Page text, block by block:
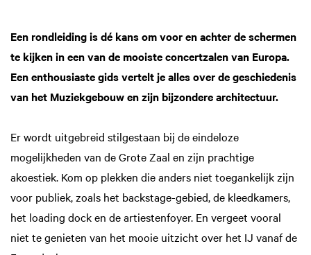
Een rondleiding is dé kans om voor en achter de schermen
te kijken in een van de mooiste concertzalen van Europa.
Een enthousiaste gids vertelt je alles over de geschiedenis
van het Muziekgebouw en zijn bijzondere architectuur.
Er wordt uitgebreid stilgestaan bij de eindeloze
mogelijkheden van de Grote Zaal en zijn prachtige
akoestiek. Kom op plekken die anders niet toegankelijk zijn
voor publiek, zoals het backstage-gebied, de kleedkamers,
het loading dock en de artiestenfoyer. En vergeet vooral
niet te genieten van het mooie uitzicht over het IJ vanaf de
Inzoomen